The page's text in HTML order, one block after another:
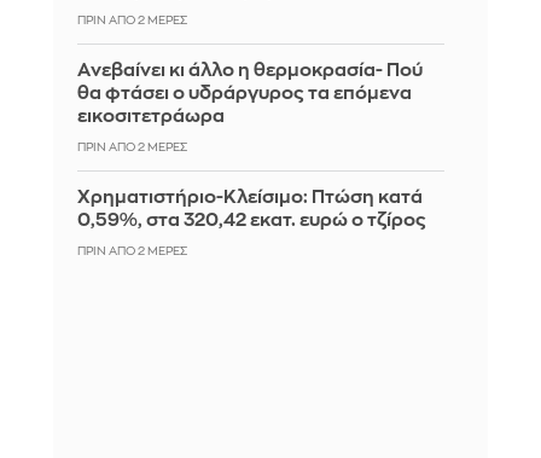
ΠΡΙΝ ΑΠΌ 2 ΜΈΡΕΣ
Aνεβαίνει κι άλλο η θερμοκρασία- Πού
θα φτάσει ο υδράργυρος τα επόμενα
εικοσιτετράωρα
ΠΡΙΝ ΑΠΌ 2 ΜΈΡΕΣ
Χρηματιστήριο-Κλείσιμο: Πτώση κατά
0,59%, στα 320,42 εκατ. ευρώ ο τζίρος
ΠΡΙΝ ΑΠΌ 2 ΜΈΡΕΣ